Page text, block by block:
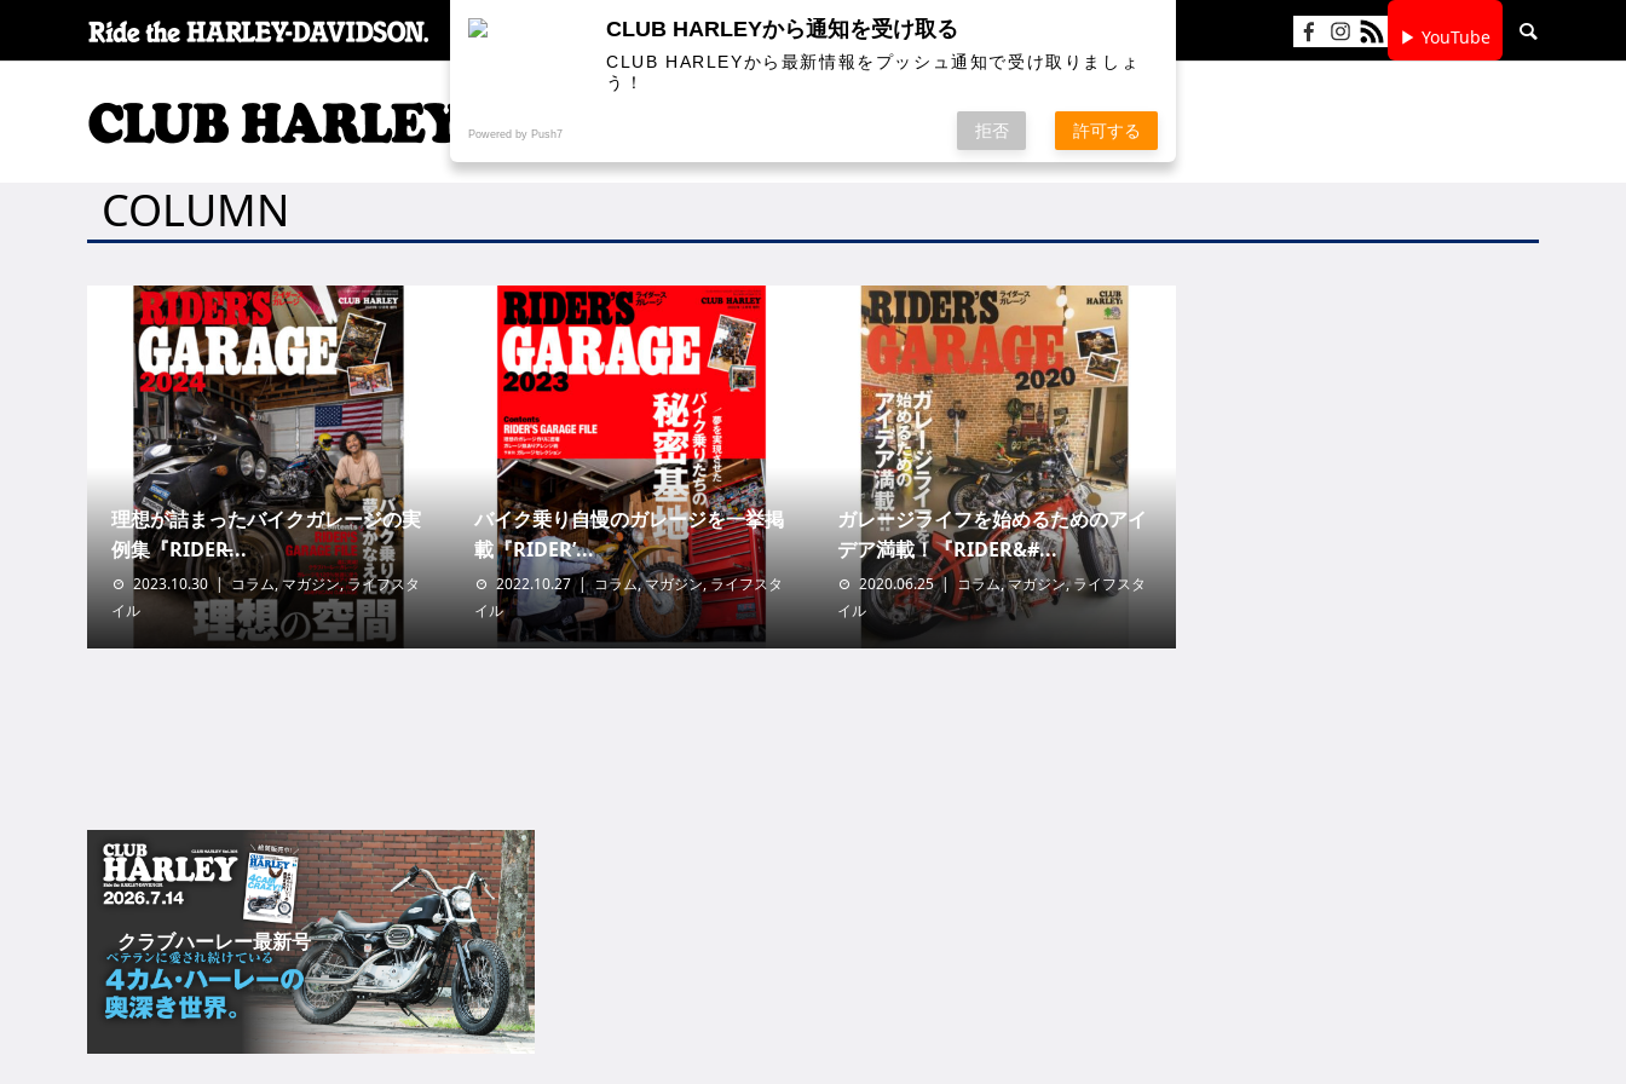
▶ YouTube
SPECIALCOLUMN
COLUMN
理想が詰まったバイクガレージの実
例集『RIDER̵...
2023.10.30 コラム,マガジン,ライフスタ
イル
バイク乗り自慢のガレージを一挙掲
載『RIDER’...
2022.10.27 コラム,マガジン,ライフスタ
イル
ガレージライフを始めるためのアイ
デア満載！『RIDER&#...
2020.06.25 コラム,マガジン,ライフスタ
イル
クラブハーレー最新号
CLUB HARLEYから通知を受け取る
CLUB HARLEYから最新情報をプッシュ通知で受け取りましょ
う！
Powered by Push7 拒否 許可する